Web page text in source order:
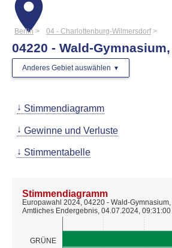
place
Berlin 04 - Charlottenburg-Wilmersdorf
04220 - Wald-
Anderes Gebiet auswählen
Stimmendiagramm
Gewinne und Verluste
Stimmentabelle
GRÜNE
Stimmendiagramm
Europawahl 2024, 04220 - Wald-
Amtliches Endergebnis, 04.07.2024, 09:31:00